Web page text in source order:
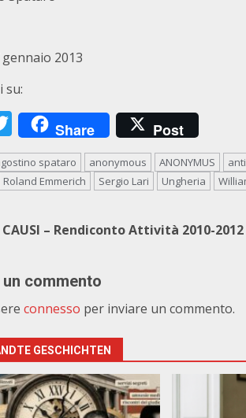
gennaio 2013
su:
Twitter
Share Post
spataro anonymous ANONYMUS
Roland Emmerich Sergio Lari Ungheria
CAUSI – Rendiconto Attività 2010-2012
commento
connesso per inviare un commento.
GESCHICHTEN